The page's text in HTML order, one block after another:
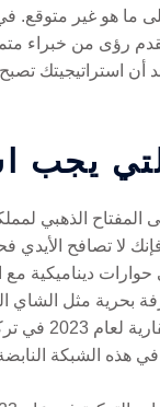
رؤى من خبراء
استراتيجيتك
يجب
المفتاح الذهبي
لا تصافح
ديناميكية
بحرية مثل
الفرص
هذه الشبكة النابضة